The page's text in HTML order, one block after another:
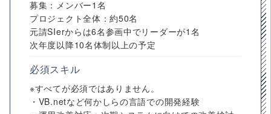
募集：メンバー1名
プロジェクト全体：約50名
元請SIerからは6名参画中でリーダーが1名
次年度以降10名体制以上の予定
必須スキル
※すべてが必須ではありません。
・VB.netなど何かしらの言語での開発経験